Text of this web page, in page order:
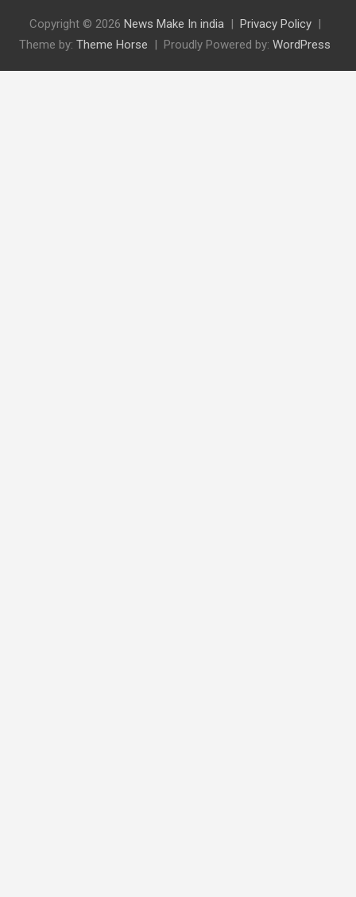
Copyright © 2026 News Make In india
Privacy Policy
Theme by: Theme Horse Proudly Powered by: WordPress